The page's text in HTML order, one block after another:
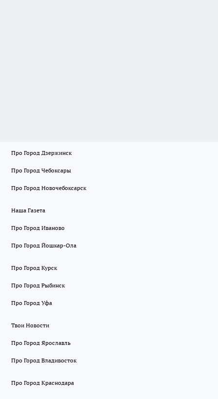
Про Город Дзержинск
Про Город Чебоксары
Про Город Новочебоксарск
Наша Газета
Про Город Иваново
Про Город Йошкар-Ола
Про Город Курск
Про Город Рыбинск
Про Город Уфа
Твои Новости
Про Город Ярославль
Про Город Владивосток
Про Город Краснодара